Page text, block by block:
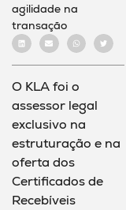
agilidade na
transação
O KLA foi o
assessor legal
exclusivo na
estruturação e na
oferta dos
Certificados de
Recebíveis